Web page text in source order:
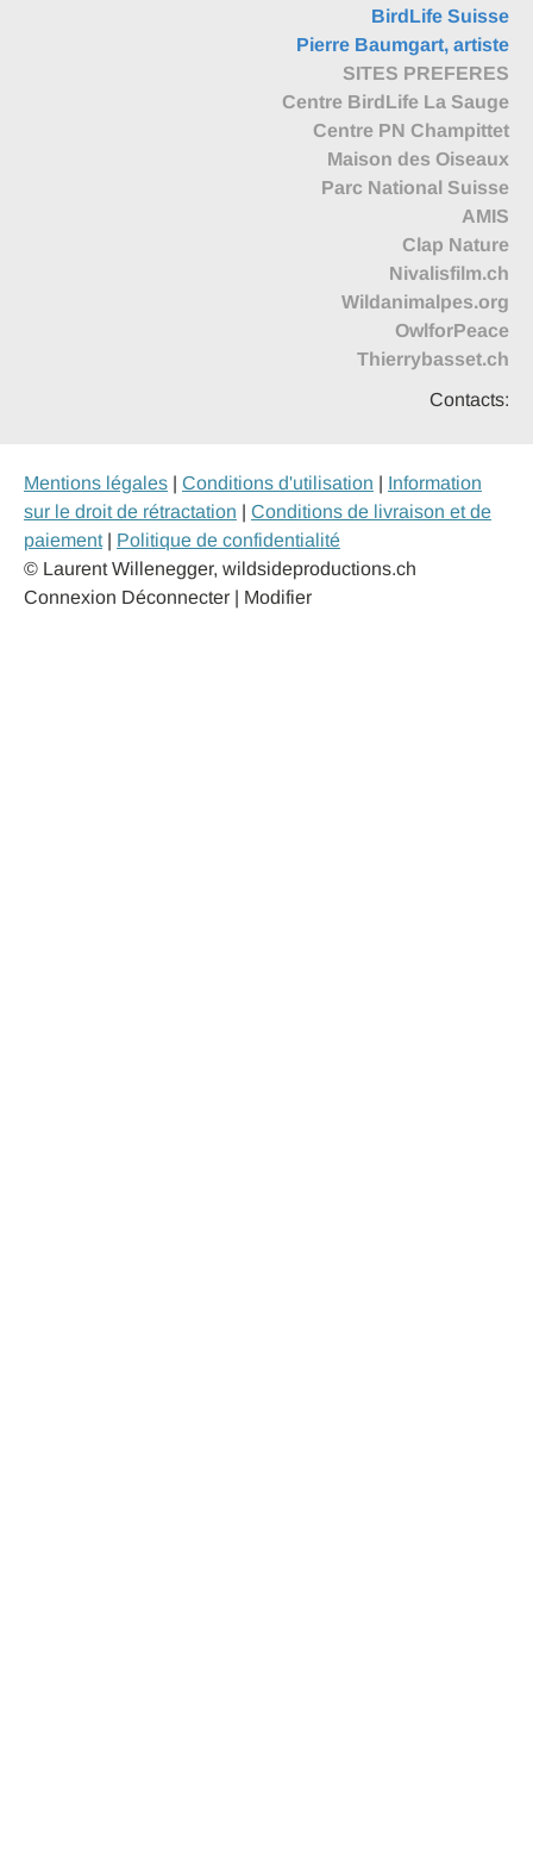
BirdLife Suisse
Pierre Baumgart, artiste
SITES PREFERES
Centre BirdLife La Sauge
Centre PN Champittet
Maison des Oiseaux
Parc National Suisse
AMIS
Clap Nature
Nivalisfilm.ch
Wildanimalpes.org
OwlforPeace
Thierrybasset.ch
Contacts:
Mentions légales | Conditions d'utilisation | Information
sur le droit de rétractation | Conditions de livraison et de
paiement | Politique de confidentialité
© Laurent Willenegger, wildsideproductions.ch
Connexion Déconnecter | Modifier